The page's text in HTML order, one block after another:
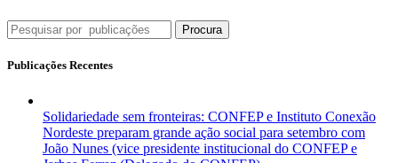
Procura
Publicações Recentes
Solidariedade sem fronteiras: CONFEP e Instituto Conexão
Nordeste preparam grande ação social para setembro com
João Nunes (vice presidente institucional do CONFEP e